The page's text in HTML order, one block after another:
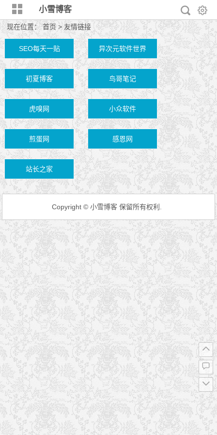
小雪博客
现在位置：首页> 友情链接
SEO每天一贴 异次元软件世界
初夏博客 鸟哥笔记
虎嗅网 小众软件
煎蛋网 感恩网
站长之家
Copyright © 小雪博客 保留所有权利.